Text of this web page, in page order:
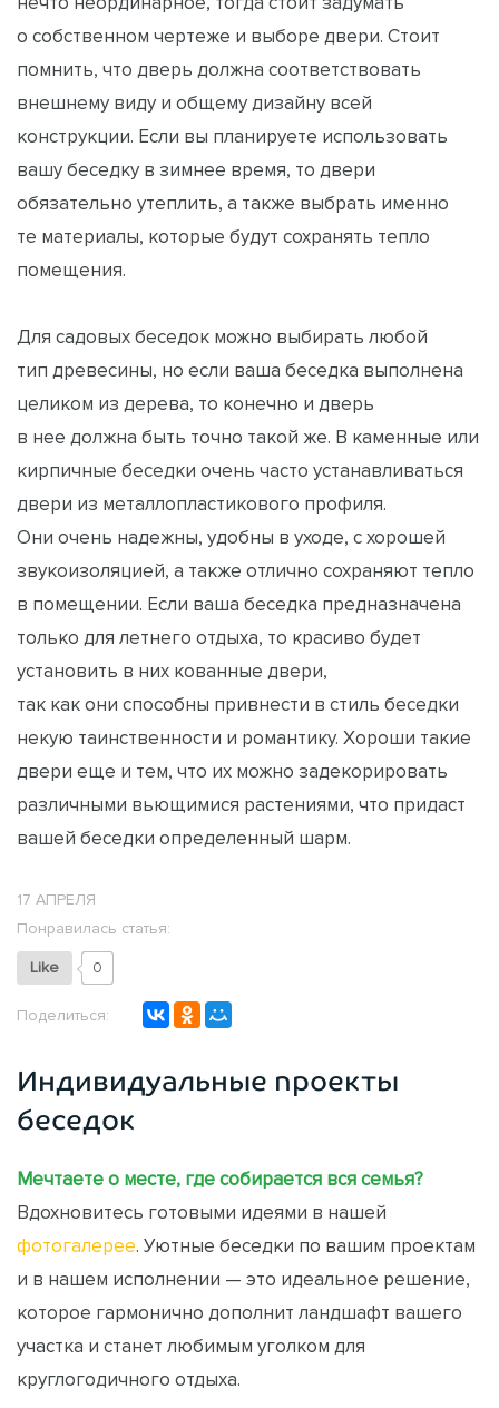
о собственном чертеже и выборе двери. Стоит
помнить, что дверь должна соответствовать
внешнему виду и общему дизайну всей
конструкции. Если вы планируете использовать
вашу беседку в зимнее время, то двери
обязательно утеплить, а также выбрать именно
те материалы, которые будут сохранять тепло
помещения.
Для садовых беседок можно выбирать любой
тип древесины, но если ваша беседка выполнена
целиком из дерева, то конечно и дверь
в нее должна быть точно такой же. В каменные или
кирпичные беседки очень часто устанавливаться
двери из металлопластикового профиля.
Они очень надежны, удобны в уходе, с хорошей
звукоизоляцией, а также отлично сохраняют тепло
в помещении. Если ваша беседка предназначена
только для летнего отдыха, то красиво будет
установить в них кованные двери,
так как они способны привнести в стиль беседки
некую таинственности и романтику. Хороши такие
двери еще и тем, что их можно задекорировать
различными вьющимися растениями, что придаст
вашей беседки определенный шарм.
17 АПРЕЛЯ
Понравилась статья:
Like 0
Поделиться:
Индивидуальные проекты
беседок
Мечтаете о месте, где собирается вся семья?
Вдохновитесь готовыми идеями в нашей
фотогалерее. Уютные беседки по вашим проектам
и в нашем исполнении — это идеальное решение,
которое гармонично дополнит ландшафт вашего
участка и станет любимым уголком для
круглогодичного отдыха.